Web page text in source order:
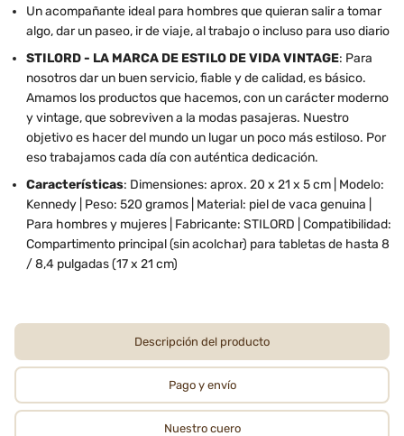
Un acompañante ideal para hombres que quieran salir a tomar
algo, dar un paseo, ir de viaje, al trabajo o incluso para uso diario
STILORD - LA MARCA DE ESTILO DE VIDA VINTAGE: Para
nosotros dar un buen servicio, fiable y de calidad, es básico.
Amamos los productos que hacemos, con un carácter moderno
y vintage, que sobreviven a la modas pasajeras. Nuestro
objetivo es hacer del mundo un lugar un poco más estiloso. Por
eso trabajamos cada día con auténtica dedicación.
Características: Dimensiones: aprox. 20 x 21 x 5 cm | Modelo:
Kennedy | Peso: 520 gramos | Material: piel de vaca genuina |
Para hombres y mujeres | Fabricante: STILORD | Compatibilidad:
Compartimento principal (sin acolchar) para tabletas de hasta 8
/ 8,4 pulgadas (17 x 21 cm)
Descripción del producto
Pago y envío
Nuestro cuero